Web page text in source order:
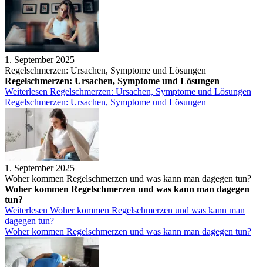
1. September 2025
Regelschmerzen: Ursachen, Symptome und Lösungen
Regelschmerzen: Ursachen, Symptome und Lösungen
Weiterlesen Regelschmerzen: Ursachen, Symptome und Lösungen
Regelschmerzen: Ursachen, Symptome und Lösungen
1. September 2025
Woher kommen Regelschmerzen und was kann man dagegen tun?
Woher kommen Regelschmerzen und was kann man dagegen
tun?
Weiterlesen Woher kommen Regelschmerzen und was kann man
dagegen tun?
Woher kommen Regelschmerzen und was kann man dagegen tun?